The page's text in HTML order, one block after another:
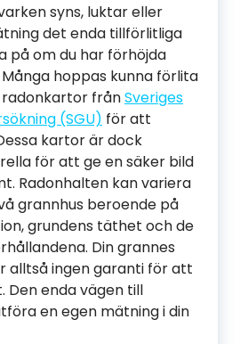
syns, luktar eller
det enda tillförlitliga
om du har förhöjda
hoppas kunna förlita
radonkartor frånSveriges
(SGU) för att
kartor är dock
för att ge en säker bild
Radonhalten kan variera
grannhus beroende på
grundens täthet och de
Din grannes
alltså ingen garanti för att
Den enda vägen till
en egen mätning i din